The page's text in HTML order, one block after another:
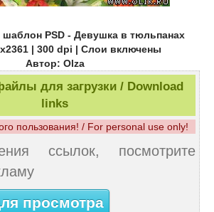
PSD - Девушка в тюльпанах
| 300 dpi | Слои включены
Автор: Olza
для загрузки / Download
links
пользования! / For personal use only!
ссылок, посмотрите
просмотра